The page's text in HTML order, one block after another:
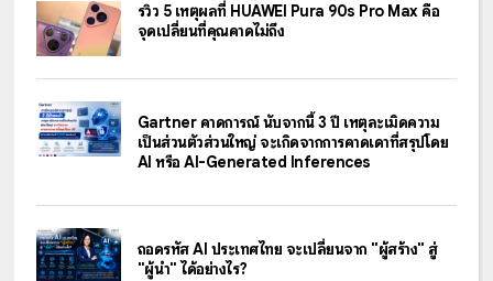
รีวิว 5 เหตุผลที่ HUAWEI Pura 90s Pro Max คือ
จุดเปลี่ยนที่คุณคาดไม่ถึง
Gartner คาดการณ์ นับจากนี้ 3 ปี เหตุละเมิดความ
เป็นส่วนตัวส่วนใหญ่ จะเกิดจากการคาดเดาที่สรุปโดย
AI หรือ AI-Generated Inferences
ถอดรหัส AI ประเทศไทย จะเปลี่ยนจาก "ผู้สร้าง" สู่
"ผู้นำ" ได้อย่างไร?